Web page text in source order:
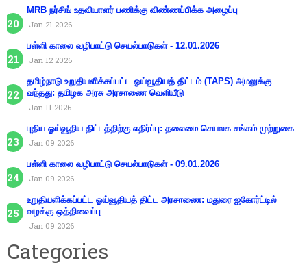
MRB நர்சிங் உதவியாளர் பணிக்கு விண்ணப்பிக்க அழைப்பு
Jan 21 2026
பள்ளி காலை வழிபாட்டு செயல்பாடுகள் - 12.01.2026
Jan 12 2026
தமிழ்நாடு உறுதியளிக்கப்பட்ட ஓய்வூதியத் திட்டம் (TAPS) அமலுக்கு
வந்தது: தமிழக அரசு அரசாணை வெளியீடு
Jan 11 2026
புதிய ஓய்வூதிய திட்டத்திற்கு எதிர்ப்பு: தலைமை செயலக சங்கம் முற்றுகை
Jan 09 2026
பள்ளி காலை வழிபாட்டு செயல்பாடுகள் - 09.01.2026
Jan 09 2026
உறுதியளிக்கப்பட்ட ஓய்வூதியத் திட்ட அரசாணை: மதுரை ஐகோர்ட்டில்
வழக்கு ஒத்திவைப்பு
Jan 09 2026
Categories